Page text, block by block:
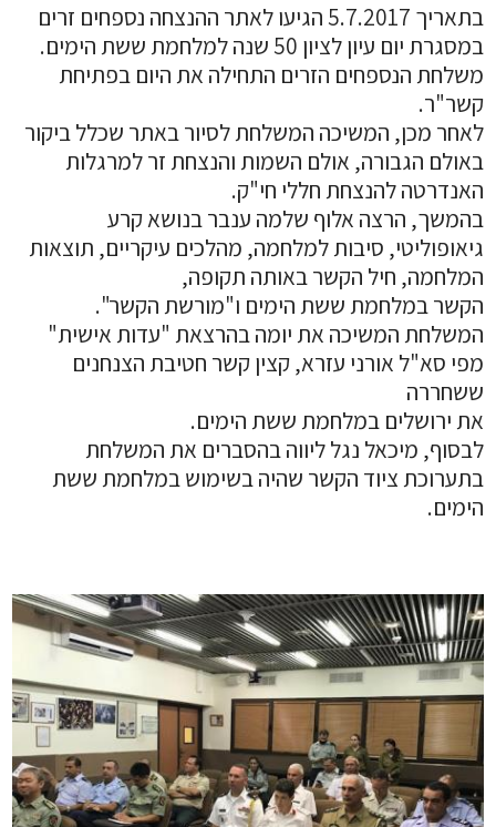
בתאריך 5.7.2017 הגיעו לאתר ההנצחה נספחים זרים
במסגרת יום עיון לציון 50 שנה למלחמת ששת הימים.
משלחת הנספחים הזרים התחילה את היום בפתיחת
קשר"ר.
לאחר מכן, המשיכה המשלחת לסיור באתר שכלל ביקור
באולם הגבורה, אולם השמות והנצחת זר למרגלות
האנדרטה להנצחת חללי חי"ק.
בהמשך, הרצה אלוף שלמה ענבר בנושא קרע
גיאופוליטי, סיבות למלחמה, מהלכים עיקריים, תוצאות
המלחמה, חיל הקשר באותה תקופה,
הקשר במלחמת ששת הימים ו"מורשת הקשר".
המשלחת המשיכה את יומה בהרצאת "עדות אישית"
מפי סא"ל אורני עזרא, קצין קשר חטיבת הצנחנים
ששחררה
את ירושלים במלחמת ששת הימים.
לבסוף, מיכאל נגל ליווה בהסברים את המשלחת
בתערוכת ציוד הקשר שהיה בשימוש במלחמת ששת
הימים.